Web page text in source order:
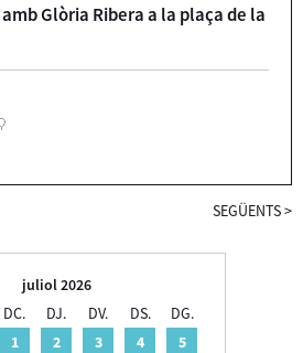
amb Glòria Ribera a la plaça de la
SEGÜENTS>
juliol 2026
DC. DJ. DV. DS.
DG.
1
2 3 4
5